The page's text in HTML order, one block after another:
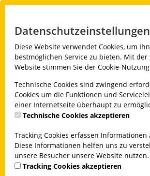
AquaSol Kempen
Datenschutzeinstellungen
Diese Website verwendet Cookies, um
bestmöglichen Service zu bieten. Mit
Website stimmen Sie der Cookie-
Technische Cookies sind zwingend
Cookies um die Funktionen und
einer Internetseite überhaupt zu
Technische Cookies akzeptieren
Tracking Cookies erfassen Informationen
Diese Informationen helfen uns zu
unsere Besucher unsere Website nutzen.
Tracking Cookies akzeptieren